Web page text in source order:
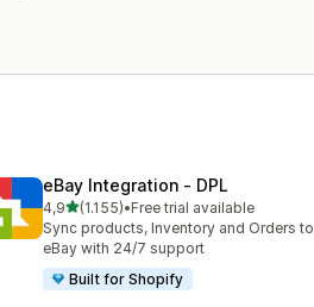
eBay Integration ‑ DPL
4,9stelle su 5
(1.155)
1155 recensioni totali
•Free trial available
Sync products, Inventory and Orders to
eBay with 24/7 support
Built for Shopify